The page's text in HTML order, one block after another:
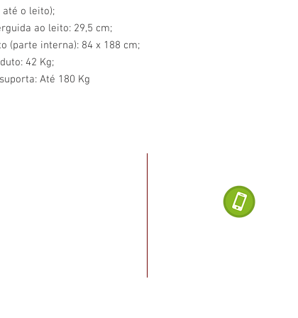
até o leito);
ao leito: 29,5 cm;
(parte interna): 84 x 188 cm;
42 Kg;
Até 180 Kg